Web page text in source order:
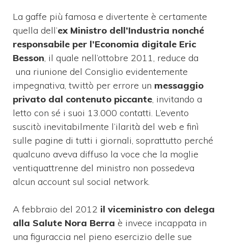
La gaffe più famosa e divertente è certamente
quella dell’ex Ministro dell’Industria nonché
responsabile per l’Economia digitale Eric
Besson, il quale nell’ottobre 2011, reduce da
una riunione del Consiglio evidentemente
impegnativa, twittò per errore un messaggio
privato dal contenuto piccante, invitando a
letto con sé i suoi 13.000 contatti. L’evento
suscitò inevitabilmente l’ilarità del web e finì
sulle pagine di tutti i giornali, soprattutto perché
qualcuno aveva diffuso la voce che la moglie
ventiquattrenne del ministro non possedeva
alcun account sul social network.
A febbraio del 2012 il viceministro con delega
alla Salute Nora Berra è invece incappata in
una figuraccia nel pieno esercizio delle sue